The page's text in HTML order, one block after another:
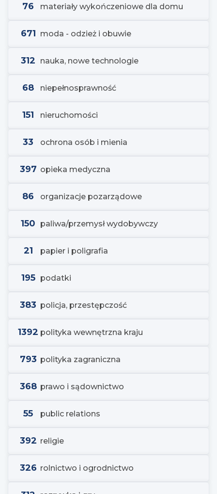
76 materiały wykończeniowe dla domu
671 moda - odzież i obuwie
312 nauka, nowe technologie
68 niepełnosprawność
151 nieruchomości
33 ochrona osób i mienia
397 opieka medyczna
86 organizacje pozarządowe
150 paliwa/przemysł wydobywczy
21 papier i poligrafia
195 podatki
383 policja, przestępczość
1392 polityka wewnętrzna kraju
793 polityka zagraniczna
368 prawo i sądownictwo
55 public relations
392 religie
326 rolnictwo i ogrodnictwo